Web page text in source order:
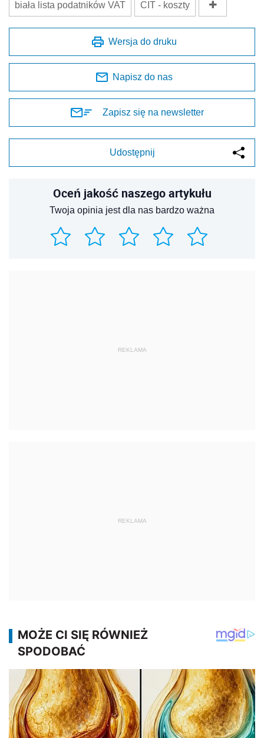
biała lista podatników VAT CIT - koszty
Wersja do druku
Napisz do nas
Zapisz się na newsletter
Udostępnij
Oceń jakość naszego artykułu
Twoja opinia jest dla nas bardzo ważna
REKLAMA
REKLAMA